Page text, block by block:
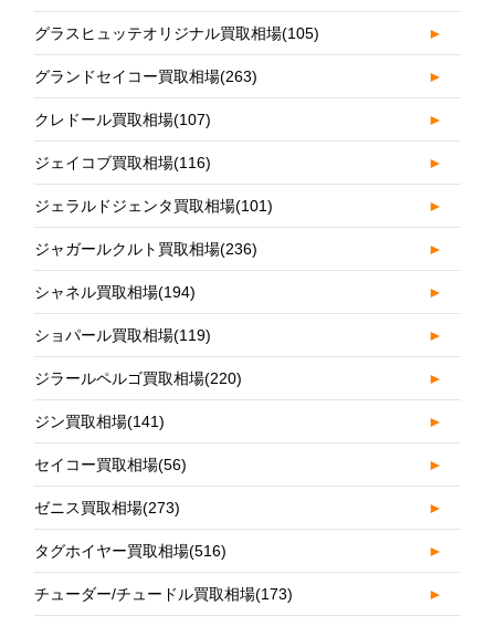
グラスヒュッテオリジナル買取相場(105) ►
グランドセイコー買取相場(263) ►
クレドール買取相場(107) ►
ジェイコブ買取相場(116) ►
ジェラルドジェンタ買取相場(101) ►
ジャガールクルト買取相場(236) ►
シャネル買取相場(194) ►
ショパール買取相場(119) ►
ジラールペルゴ買取相場(220) ►
ジン買取相場(141) ►
セイコー買取相場(56) ►
ゼニス買取相場(273) ►
タグホイヤー買取相場(516) ►
チューダー/チュードル買取相場(173) ►